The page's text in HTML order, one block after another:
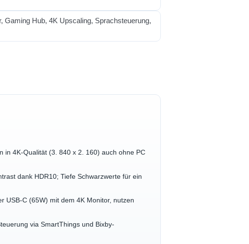
in 4K-Qualität (3. 840 x 2. 160) auch ohne PC
dank HDR10; Tiefe Schwarzwerte für ein
USB-C (65W) mit dem 4K Monitor, nutzen
via SmartThings und Bixby-